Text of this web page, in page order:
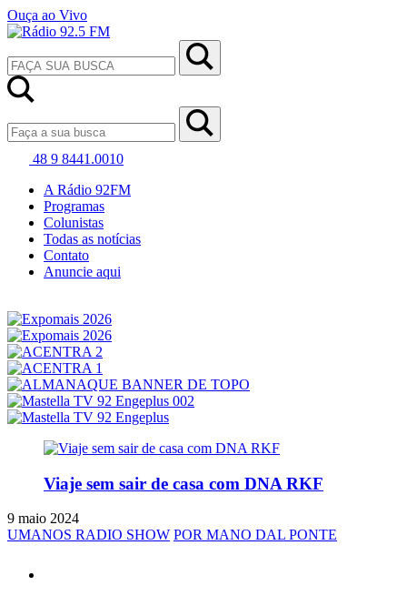
Ouça ao Vivo
48 9 8441.0010
A Rádio 92FM
Programas
Colunistas
Todas as notícias
Contato
Anuncie aqui
Viaje sem sair de casa com DNA RKF
9 maio 2024
UMANOS RADIO SHOW POR MANO DAL PONTE